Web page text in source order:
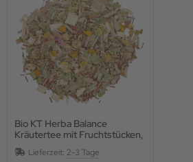
Bio KT Herba Balance
Kräutertee mit Fruchtstücken,
Gewürzen und Blüten
Lieferzeit: 2-3 Tage